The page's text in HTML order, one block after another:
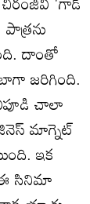
దాంతో
జరిగింది.
చాలా
మాగ్నెట్
ఇక
సినిమా